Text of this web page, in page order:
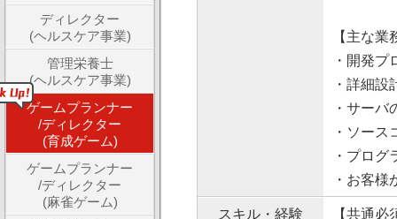
【主な業
・開発プ
・詳細設
・サー
・ソー
・プロ
・お客
スキル・経験
【共通必
ディレクター
(ヘルスケア事業)
管理栄養士
(ヘルスケア事業)
ゲームプランナー
/ディレクター
(育成ゲーム)
ゲームプランナー
/ディレクター
(麻雀ゲーム)